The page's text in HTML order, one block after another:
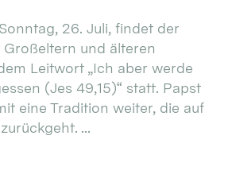
26. Juli, findet der
und älteren
Leitwort „Ich aber werde
(Jes 49,15)“ statt. Papst
eine Tradition weiter, die auf
...